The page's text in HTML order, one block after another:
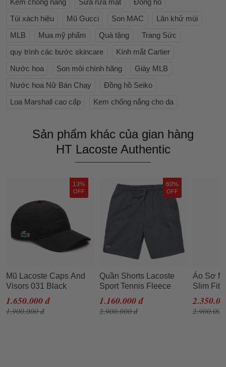
Kem chống nắng Sữa rửa mặt
Đồng hồ
Túi xách hiệu
Mũ Gucci Son MAC
Lăn khử mùi
MLB
Mua mỹ phẩm Quà tặng
Trang Sức
quy trình các bước skincare
Kính mắt Cartier
Nước hoa
Son môi chính hãng
Giày MLB
Nước hoa Nữ Bán Chạy
Đồng hồ Seiko
Loa Marshall cao cấp
Kem chống nắng cho da
Sản phẩm khác của gian hàng
HT Lacoste Authentic
13%
OFF
Mũ Lacoste Caps And
Visors 031 Black
RK2447-00 RK2662 10
031 Màu Đen
1.650.000 đ
1.900.000 đ
60%
OFF
Quần Shorts Lacoste
Sport Tennis Fleece
Short Men GH2136-050
Màu Xám Size 5
1.160.000 đ
2.900.000 đ
Áo Sơ
Slim Fit
Shirt
Xanh